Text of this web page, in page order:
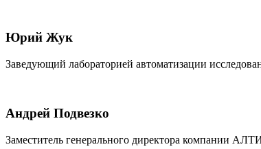
Юрий Жук
Заведующий лабораторией автоматизации
Андрей Подвезко
Заместитель генерального директора компании